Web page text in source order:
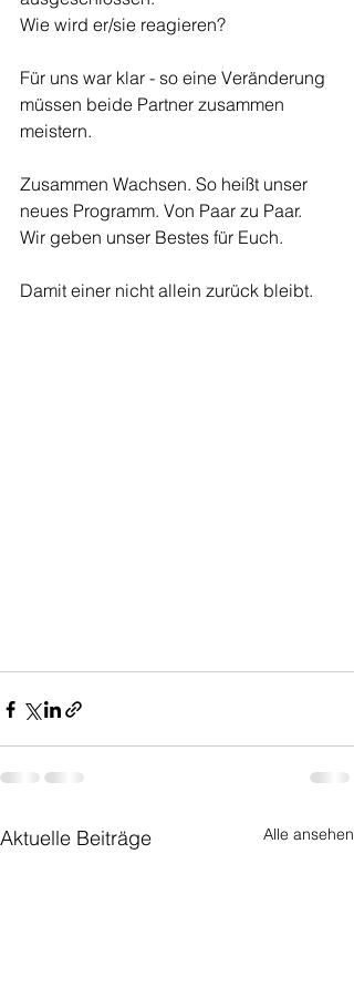
Wie wird er/sie reagieren?
Für uns war klar - so eine Veränderung
müssen beide Partner zusammen
meistern.
Zusammen Wachsen. So heißt unser
neues Programm. Von Paar zu Paar.
Wir geben unser Bestes für Euch.
Damit einer nicht allein zurück bleibt.
Aktuelle Beiträge Alle ansehen